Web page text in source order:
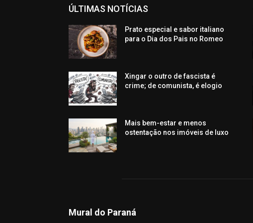
ÚLTIMAS NOTÍCIAS
Prato especial e sabor italiano
para o Dia dos Pais no Romeo
Xingar o outro de fascista é
crime; de comunista, é elogio
Mais bem-estar e menos
ostentação nos imóveis de luxo
Mural do Paraná